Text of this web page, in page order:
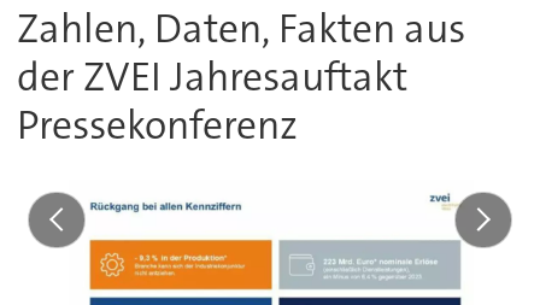
Zahlen, Daten, Fakten aus
der ZVEI Jahresauftakt
Pressekonferenz